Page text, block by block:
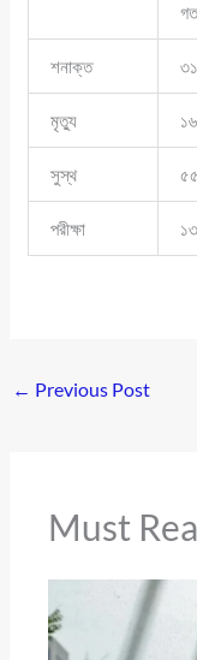
শনাক্ত
মৃত্যু ১৬
সুস্থ
পরীক্ষা
← Previous Post
Must